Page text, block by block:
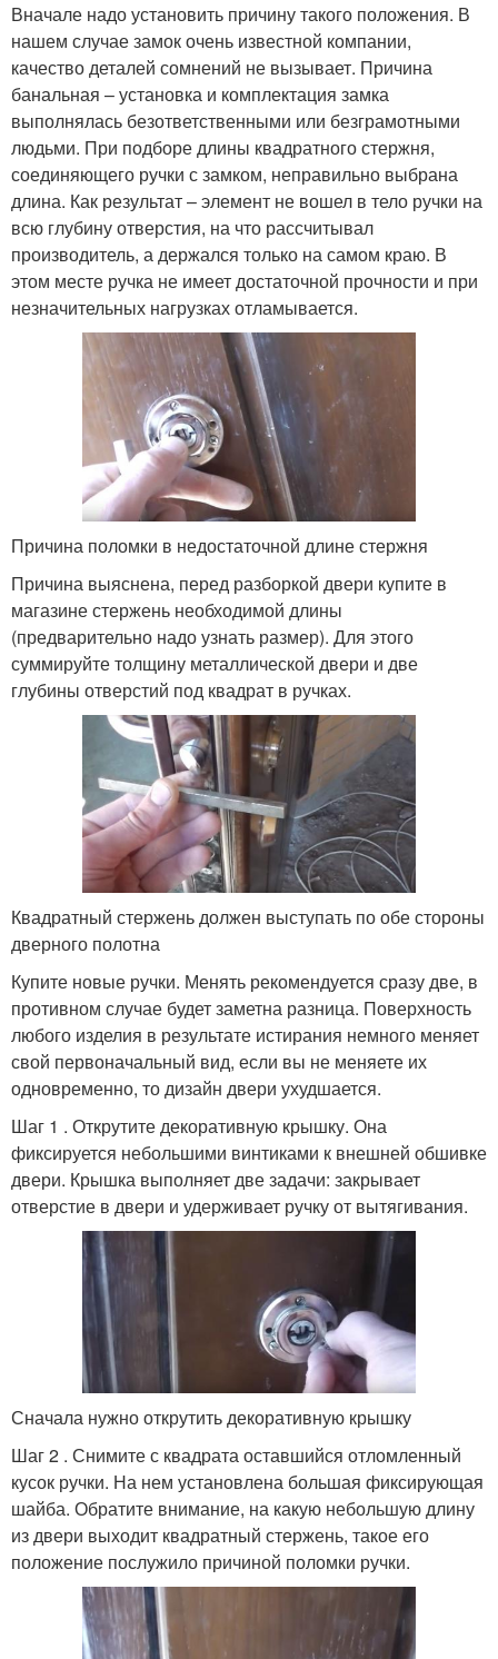
Вначале надо установить причину такого положения. В
нашем случае замок очень известной компании,
качество деталей сомнений не вызывает. Причина
банальная – установка и комплектация замка
выполнялась безответственными или безграмотными
людьми. При подборе длины квадратного стержня,
соединяющего ручки с замком, неправильно выбрана
длина. Как результат – элемент не вошел в тело ручки на
всю глубину отверстия, на что рассчитывал
производитель, а держался только на самом краю. В
этом месте ручка не имеет достаточной прочности и при
незначительных нагрузках отламывается.
Причина поломки в недостаточной длине стержня
Причина выяснена, перед разборкой двери купите в
магазине стержень необходимой длины
(предварительно надо узнать размер). Для этого
суммируйте толщину металлической двери и две
глубины отверстий под квадрат в ручках.
Квадратный стержень должен выступать по обе стороны
дверного полотна
Купите новые ручки. Менять рекомендуется сразу две, в
противном случае будет заметна разница. Поверхность
любого изделия в результате истирания немного меняет
свой первоначальный вид, если вы не меняете их
одновременно, то дизайн двери ухудшается.
Шаг 1 . Открутите декоративную крышку. Она
фиксируется небольшими винтиками к внешней обшивке
двери. Крышка выполняет две задачи: закрывает
отверстие в двери и удерживает ручку от вытягивания.
Сначала нужно открутить декоративную крышку
Шаг 2 . Снимите с квадрата оставшийся отломленный
кусок ручки. На нем установлена большая фиксирующая
шайба. Обратите внимание, на какую небольшую длину
из двери выходит квадратный стержень, такое его
положение послужило причиной поломки ручки.